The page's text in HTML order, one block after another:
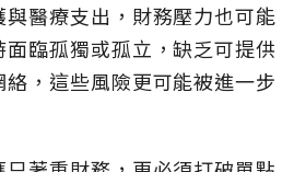
醫療支出，財務壓力也可能
臨孤獨或孤立，缺乏可提供
，這些風險更可能被進一步